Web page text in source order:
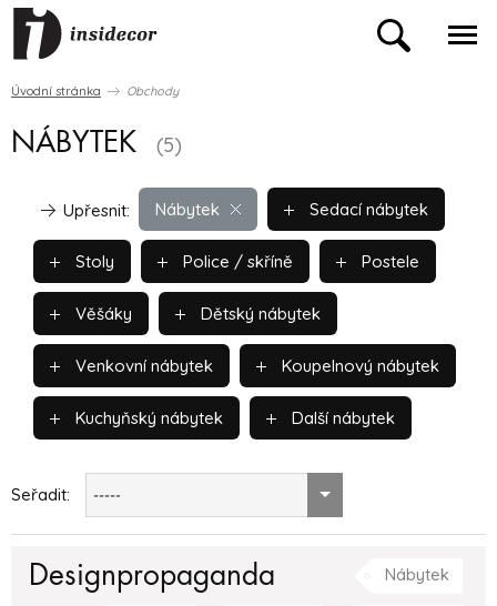
Úvodní stránka Obchody
NÁBYTEK (5)
Nábytek
Upřesnit: Sedací nábytek
Stoly Police / skříně Postele
Věšáky Dětský nábytek
Venkovní nábytek Koupelnový nábytek
Kuchyňský nábytek Další nábytek
Seřadit: -----
Designpropaganda Nábytek